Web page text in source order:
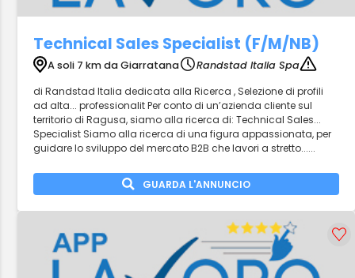
Technical Sales Specialist (F/M/NB)
A soli 7 km da Giarratana
Randstad Italia Spa
di Randstad Italia dedicata alla Ricerca , Selezione di profili
ad alta... professionalit Per conto di un’azienda cliente sul
territorio di Ragusa, siamo alla ricerca di: Technical Sales...
Specialist Siamo alla ricerca di una figura appassionata, per
guidare lo sviluppo del mercato B2B che lavori a stretto......
GUARDA L'ANNUNCIO